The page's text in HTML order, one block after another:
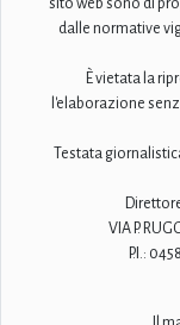
sito web sono di
dalle normative
È vietata la
l'elaborazione
Testata
VIA P.
P.I.: